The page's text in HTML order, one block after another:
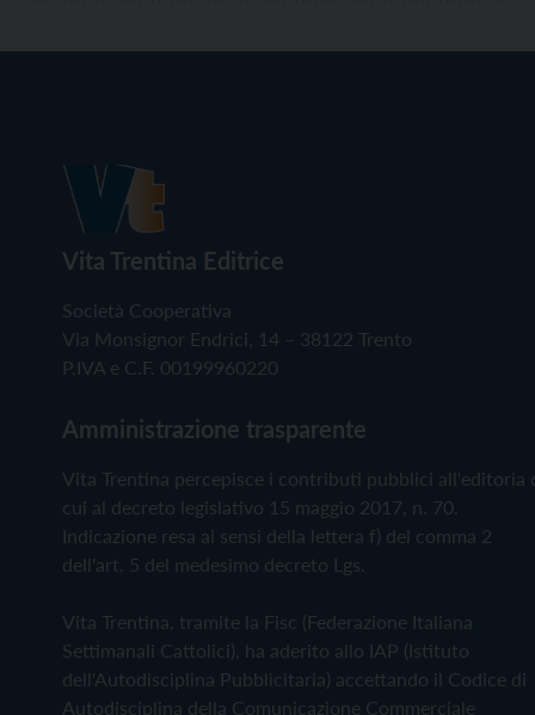
Vita Trentina Editrice
Società Cooperativa
Via Monsignor Endrici, 14 – 38122 Trento
P.IVA e C.F. 00199960220
Amministrazione trasparente
Vita Trentina percepisce i contributi pubblici all'editoria
cui al decreto legislativo 15 maggio 2017, n. 70.
Indicazione resa ai sensi della lettera f) del comma 2
dell'art. 5 del medesimo decreto Lgs.
Vita Trentina, tramite la Fisc (Federazione Italiana
Settimanali Cattolici), ha aderito allo IAP (Istituto
dell'Autodisciplina Pubblicitaria) accettando il Codice di
Autodisciplina della Comunicazione Commerciale